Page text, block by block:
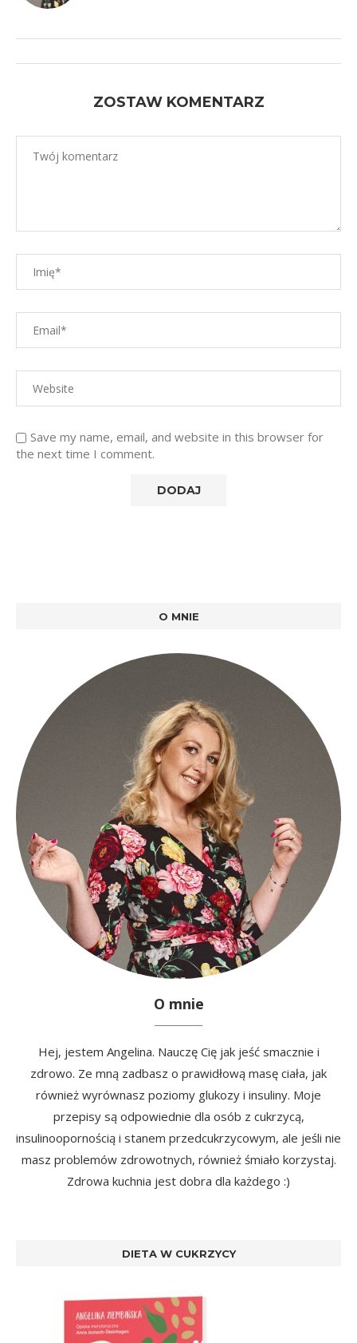
ZOSTAW KOMENTARZ
Save my name, email, and website in this browser for
the next time I comment.
O MNIE
O mnie
Hej, jestem Angelina. Nauczę Cię jak jeść smacznie i
zdrowo. Ze mną zadbasz o prawidłową masę ciała, jak
również wyrównasz poziomy glukozy i insuliny. Moje
przepisy są odpowiednie dla osób z cukrzycą,
insulinoopornością i stanem przedcukrzycowym, ale jeśli nie
masz problemów zdrowotnych, również śmiało korzystaj.
Zdrowa kuchnia jest dobra dla każdego :)
DIETA W CUKRZYCY